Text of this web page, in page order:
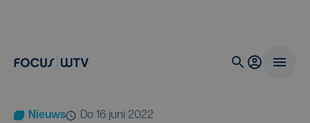
Nieuws do 16 juni 2022